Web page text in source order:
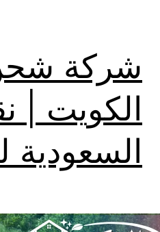
شركة
الكويت
السعودية